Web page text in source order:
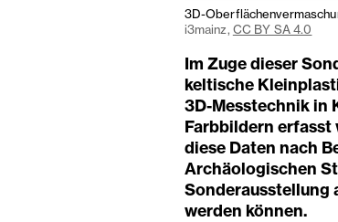
3D-
i3mainz, CC BY SA 4.0
Im Zuge dieser
keltische
3D-Messtechnik in
Farbbildern erfasst
diese Daten nach
Archäologischen
Sonderausstellung
werden können.